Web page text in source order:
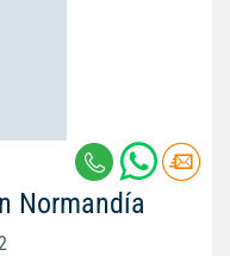
Normandía